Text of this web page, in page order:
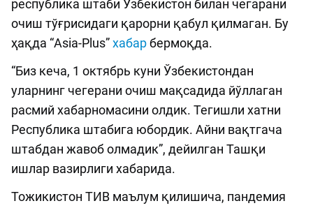
республика штаби Ўзбекистон билан чегарани
очиш тўғрисидаги қарорни қабул қилмаган. Бу
ҳақда “Asia-Plus”хабарбермоқда.
“Биз кеча, 1 октябрь куни Ўзбекистондан
уларнинг чегерани очиш мақсадида йўллаган
расмий хабарномасини олдик. Тегишли хатни
Республика штабига юбордик. Айни вақтгача
штабдан жавоб олмадик”, дейилган Ташқи
ишлар вазирлиги хабарида.
Тожикистон ТИВ маълум қилишича, пандемия